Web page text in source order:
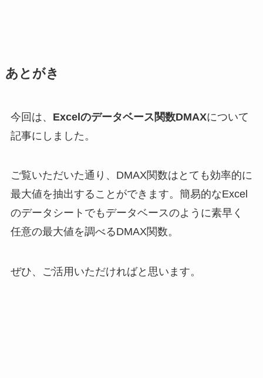
あとがき
今回は、 Excelのデータベース関数DMAXについて
記事にしました。
ご覧いただいた通り、DMAX関数はとても効率的に
最大値を抽出することができます。簡易的なExcel
のデータシートでもデータベースのように素早く
任意の最大値を調べるDMAX関数。
ぜひ、ご活用いただければと思います。